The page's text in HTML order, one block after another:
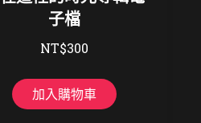
子檔
NT$300
加入購物車